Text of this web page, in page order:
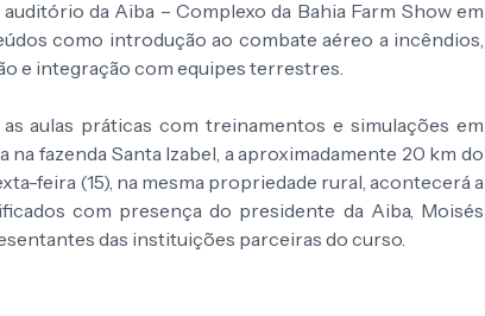
da Aiba – Complexo da Bahia Farm Show em
como introdução ao combate aéreo a incêndios,
e integração com equipes terrestres.
aulas práticas com treinamentos e simulações em
na fazenda Santa Izabel, a aproximadamente 20 km do
feira (15), na mesma propriedade rural, acontecerá a
com presença do presidente da Aiba, Moisés
das instituições parceiras do curso.